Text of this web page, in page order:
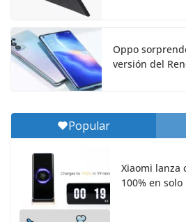
Oppo
versión del
Popular
Xiaomi lanza
100% en